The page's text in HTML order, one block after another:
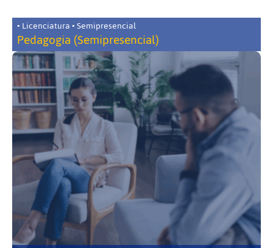
• Licenciatura • Semipresencial
Pedagogia (Semipresencial)